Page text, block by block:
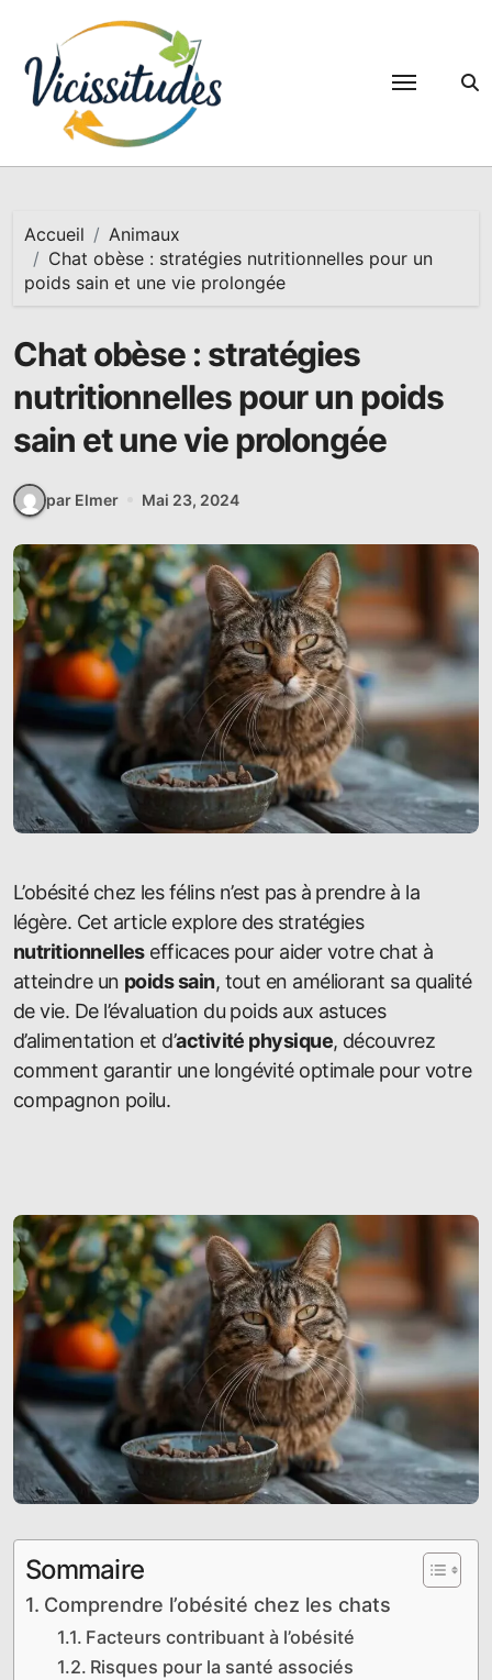
contenu
Accueil
Animaux
Chat obèse : stratégies nutritionnelles pour un
poids sain et une vie prolongée
Chat obèse : stratégies
nutritionnelles pour un poids
sain et une vie prolongée
par Elmer Mai 23, 2024
L’obésité chez les félins n’est pas à prendre à la
légère. Cet article explore des stratégies
nutritionnellesefficaces pour aider votre chat à
atteindre un poids sain, tout en améliorant sa qualité
de vie. De l’évaluation du poids aux astuces
d’alimentation et d’activité physique, découvrez
comment garantir une longévité optimale pour votre
compagnon poilu.
Sommaire
Comprendre l’obésité chez les chats
Facteurs contribuant à l’obésité
Risques pour la santé associés